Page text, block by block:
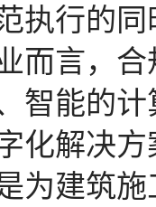
执行的
言，合
智能的
化解决
为建筑